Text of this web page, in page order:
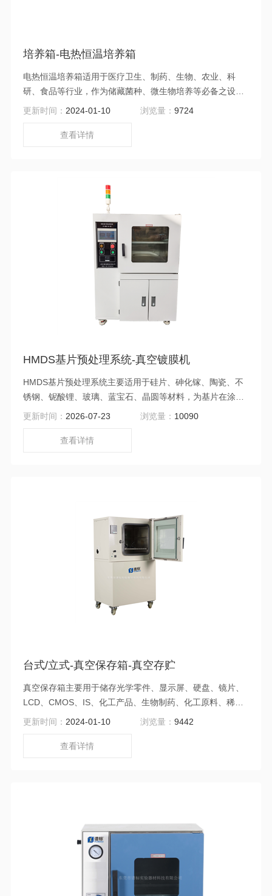
培养箱-电热恒温培养箱
电热恒温培养箱适用于医疗卫生、制药、生物、农业、科
研、食品等行业，作为储藏菌种、微生物培养等必备之设
备。满足标准：YY 0027-1990电热恒温培养箱；GB/T
热恒温培养箱
更新时间： 2024-01-10 浏览量：9724
查看详情
HMDS基片预处理系统-真空镀膜机
HMDS基片预处理系统主要适用于硅片、砷化镓、陶瓷、不
锈钢、铌酸锂、玻璃、蓝宝石、晶圆等材料，为基片在涂胶
前改善表面活性，增加光刻胶与基底的粘附力的专用设备，
应用更加普及。
更新时间： 2026-07-23 浏览量： 10090
查看详情
台式/立式-真空保存箱-真空存贮
真空保存箱主要用于储存光学零件、显示屏、硬盘、镜片、
LCD、CMOS、IS、化工产品、生物制药、化工原料、稀土
材料、石墨烯、蓝景膜、厌氧材料、易氧化材料、电子产品
电子元器件等）及有机金属加工件的真空存贮。
更新时间： 2024-01-10 浏览量：9442
查看详情